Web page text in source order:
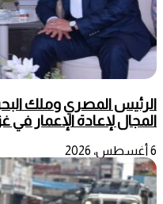
الرئيس المصري وملك
المجال لإعادة الإعمار في
6 أغسطس، 2026